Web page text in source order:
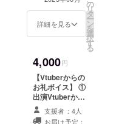
提供方法：ファ
イル転送サービ
スにてお届けし
ます。 ②台本
（PDF) テレ
メ６話分 A４
サイズ２４ペー
ジ分 提供方
法：台本
（PDF）をメー
ルにてお届けし
ます。
詳細を見る
の
リ
タ
ー
ン
を
選
択
す
る
4,000円
【Vtuberからの
お礼ボイス】 ①
出演Vtuberから
のお礼ボイス
収録時間：1～３
支援者：4人
お届け予定：